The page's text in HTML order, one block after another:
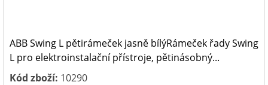
ABB Swing L pětirámeček jasně bílýRámeček řady Swing
L pro elektroinstalační přístroje, pětinásobný...
Kód zboží: 10290